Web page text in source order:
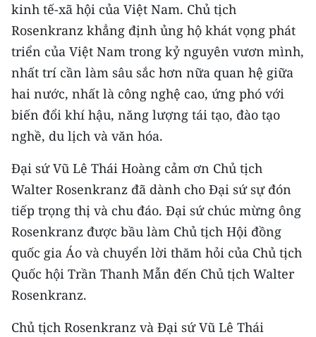
CHƯƠNG TRÌNH OCOP - MỖI XÃ
MỘT SẢN PHẨM
RADIO
MEDIA CENTER
E-Magazine
Video
Media Chính trị
Media Kinh tế
Media Văn hóa
Media Xã hội
Media Pháp luật
kinh tế-xã hội của Việt Nam. Chủ tịch
Rosenkranz khẳng định ủng hộ khát vọng phát
triển của Việt Nam trong kỷ nguyên vươn mình,
nhất trí cần làm sâu sắc hơn nữa quan hệ giữa
hai nước, nhất là công nghệ cao, ứng phó với
biến đổi khí hậu, năng lượng tái tạo, đào tạo
nghề, du lịch và văn hóa.
Đại sứ Vũ Lê Thái Hoàng cảm ơn Chủ tịch
Walter Rosenkranz đã dành cho Đại sứ sự đón
tiếp trọng thị và chu đáo. Đại sứ chúc mừng ông
Rosenkranz được bầu làm Chủ tịch Hội đồng
quốc gia Áo và chuyển lời thăm hỏi của Chủ tịch
Quốc hội Trần Thanh Mẫn đến Chủ tịch Walter
Rosenkranz.
Chủ tịch Rosenkranz và Đại sứ Vũ Lê Thái